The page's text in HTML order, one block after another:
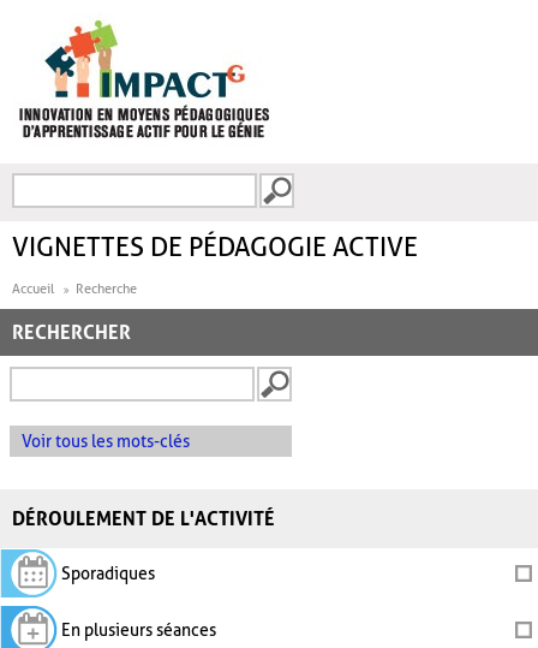
FORMULAIRE DE
VIGNETTES DE PÉDAGOGIE ACTIVE
Accueil Recherche
RECHERCHER
Voir tous les mots-clés
DÉROULEMENT DE L'ACTIVITÉ
Sporadiques
En plusieurs séances